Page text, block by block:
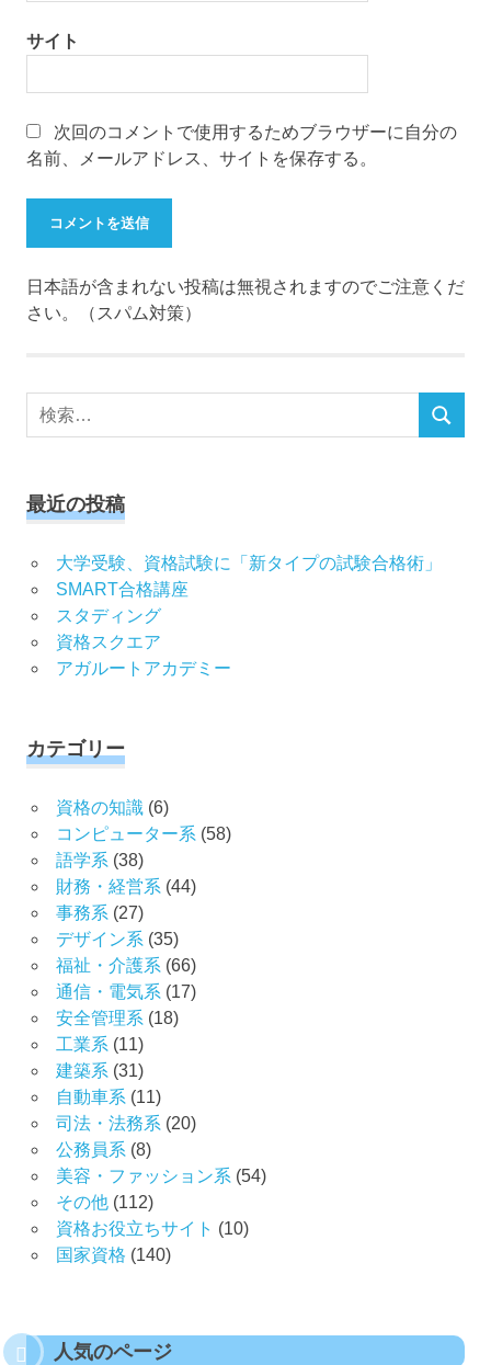
サイト
次回のコメントで使用するためブラウザーに自分の
名前、メールアドレス、サイトを保存する。
日本語が含まれない投稿は無視されますのでご注意くだ
さい。（スパム対策）
検
検
最近の投稿
大学受験、資格試験に「新タイプの試験合格術」
SMART合格講座
スタディング
資格スクエア
アガルートアカデミー
カテゴリー
資格の知識(6)
コンピューター系 (58)
語学系 (38)
財務・経営系 (44)
事務系 (27)
デザイン系 (35)
福祉・介護系 (66)
通信・電気系 (17)
安全管理系 (18)
工業系 (11)
建築系 (31)
自動車系 (11)
司法・法務系 (20)
公務員系 (8)
美容・ファッション系 (54)
その他(112)
資格お役立ちサイト (10)
国家資格 (140)
人気のページ